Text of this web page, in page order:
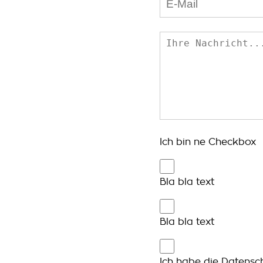
Ich bin ne Checkbox
Bla bla text
Bla bla text